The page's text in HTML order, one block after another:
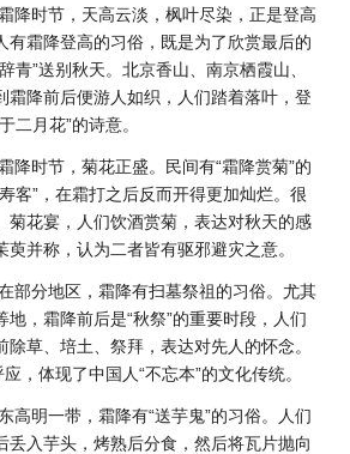
霜降时节，天高云淡，枫叶尽染，正是登高
有霜降登高的习俗，既是为了欣赏最后的
青”送别秋天。北京香山、南京栖霞山、
霜降前后便游人如织，人们踏着落叶，登
二月花”的诗意。
降时节，菊花正盛。民间有“霜降赏菊”的
客”，在霜打之后反而开得更加灿烂。很
菊花宴，人们饮酒赏菊，表达对秋天的感
萸并称，认为二者皆有驱邪避灾之意。
部分地区，霜降有扫墓祭祖的习俗。尤其
地，霜降前后是“秋祭”的重要时段，人们
草、培土、祭拜，表达对先人的怀念。
，体现了中国人“不忘本”的文化传统。
高明一带，霜降有“送芋鬼”的习俗。人们
丢入芋头，烤熟后分食，然后将瓦片抛向